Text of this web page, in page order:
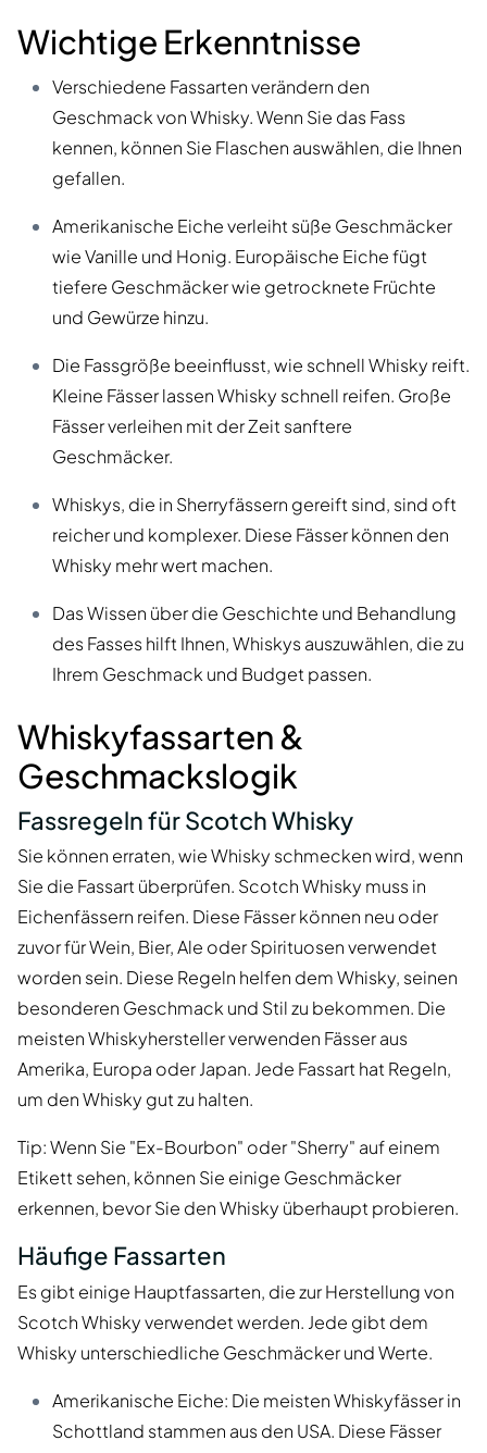
Wichtige Erkenntnisse
Verschiedene Fassarten verändern den
Geschmack von Whisky. Wenn Sie das Fass
kennen, können Sie Flaschen auswählen, die Ihnen
gefallen.
Amerikanische Eiche verleiht süße Geschmäcker
wie Vanille und Honig. Europäische Eiche fügt
tiefere Geschmäcker wie getrocknete Früchte
und Gewürze hinzu.
Die Fassgröße beeinflusst, wie schnell Whisky reift.
Kleine Fässer lassen Whisky schnell reifen. Große
Fässer verleihen mit der Zeit sanftere
Geschmäcker.
Whiskys, die in Sherryfässern gereift sind, sind oft
reicher und komplexer. Diese Fässer können den
Whisky mehr wert machen.
Das Wissen über die Geschichte und Behandlung
des Fasses hilft Ihnen, Whiskys auszuwählen, die zu
Ihrem Geschmack und Budget passen.
Whiskyfassarten &
Geschmackslogik
Fassregeln für Scotch Whisky
Sie können erraten, wie Whisky schmecken wird, wenn
Sie die Fassart überprüfen. Scotch Whisky muss in
Eichenfässern reifen. Diese Fässer können neu oder
zuvor für Wein, Bier, Ale oder Spirituosen verwendet
worden sein. Diese Regeln helfen dem Whisky, seinen
besonderen Geschmack und Stil zu bekommen. Die
meisten Whiskyhersteller verwenden Fässer aus
Amerika, Europa oder Japan. Jede Fassart hat Regeln,
um den Whisky gut zu halten.
Tip: Wenn Sie "Ex-Bourbon" oder "Sherry" auf einem
Etikett sehen, können Sie einige Geschmäcker
erkennen, bevor Sie den Whisky überhaupt probieren.
Häufige Fassarten
Es gibt einige Hauptfassarten, die zur Herstellung von
Scotch Whisky verwendet werden. Jede gibt dem
Whisky unterschiedliche Geschmäcker und Werte.
Amerikanische Eiche: Die meisten Whiskyfässer in
Schottland stammen aus den USA. Diese Fässer